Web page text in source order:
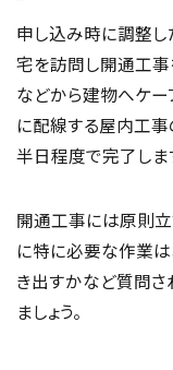
申し込み時に調整
宅を訪問し開通工事
などから建物へケー
に配線する屋内工事
半日程度で完了しま
開通工事には原則立
に特に必要な作業は
き出すかなど質問さ
ましょう。